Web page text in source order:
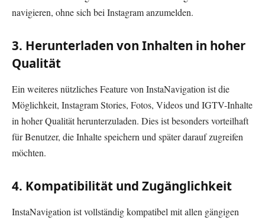
navigieren, ohne sich bei Instagram anzumelden.
3. Herunterladen von Inhalten in hoher
Qualität
Ein weiteres nützliches Feature von InstaNavigation ist die
Möglichkeit, Instagram Stories, Fotos, Videos und IGTV-Inhalte
in hoher Qualität herunterzuladen. Dies ist besonders vorteilhaft
für Benutzer, die Inhalte speichern und später darauf zugreifen
möchten.
4. Kompatibilität und Zugänglichkeit
InstaNavigation ist vollständig kompatibel mit allen gängigen